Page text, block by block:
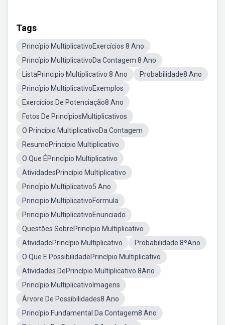
Tags
Princípio MultiplicativoExercícios 8 Ano
Princípio MultiplicativoDa Contagem 8 Ano
ListaPrincipio Multiplicativo 8 Ano
Probabilidade8 Ano
Princípio MultiplicativoExemplos
Exercícios De Potenciação8 Ano
Fotos De PrincípiosMultiplicativos
O Princípio MultiplicativoDa Contagem
ResumoPrincípio Multiplicativo
O Que ÉPrincípio Multiplicativo
AtividadesPrincípio Multiplicativo
Princípio Multiplicativo5 Ano
Principio MultiplicativoFormula
Principio MultiplicativoEnunciado
Questões SobrePrincípio Multiplicativo
AtividadePrincípio Multiplicativo
Probabilidade 8ºAno
O Que E PossibilidadePrincípio Multiplicativo
Atividades DePrincípio Multiplicativo 8Ano
Princípio MultiplicativoImagens
Árvore De Possibilidades8 Ano
Princípio Fundamental Da Contagem8 Ano